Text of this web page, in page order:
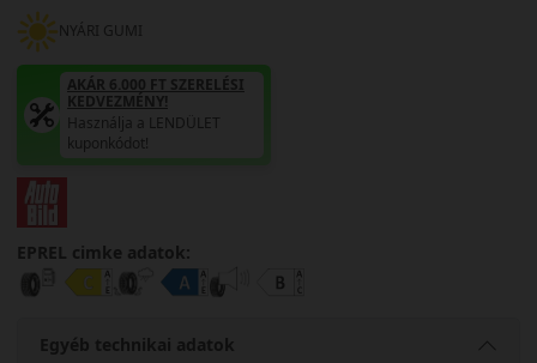
NYÁRI GUMI
AKÁR 6.000 FT SZERELÉSI
KEDVEZMÉNY!
Használja a LENDÜLET
kuponkódot!
EPREL cimke adatok:
Egyéb technikai adatok